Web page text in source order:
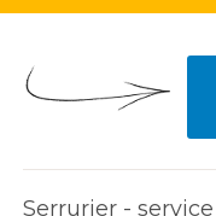
Serrurier -